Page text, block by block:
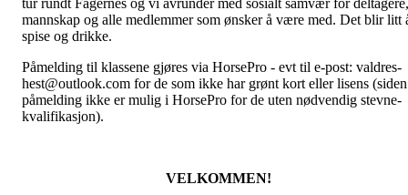
tur rundt Fagernes og vi avrunder med sosialt samvær for deltagere,
mannskap og alle medlemmer som ønsker å være med. Det blir litt
spise og drikke.
Påmelding til klassene gjøres via HorsePro - evt til e-post: valdres-
hest@outlook.com for de som ikke har grønt kort eller lisens (siden
påmelding ikke er mulig i HorsePro for de uten nødvendig stevne-
kvalifikasjon).
VELKOMMEN!